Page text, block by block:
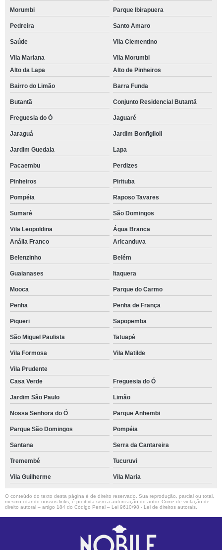
Morumbi Parque Ibirapuera
Pedreira Santo Amaro
Saúde Vila Clementino
Vila Mariana
Vila Morumbi
Alto da Lapa
Alto de Pinheiros
Bairro do Limão Barra Funda
Butantã Conjunto Residencial Butantã
Freguesia do Ó Jaguaré
Jaraguá Jardim Bonfiglioli
Jardim Guedala Lapa
Pacaembu Perdizes
Pinheiros Pirituba
Pompéia Raposo Tavares
Sumaré São Domingos
Vila Leopoldina
Água Branca
Anália Franco
Aricanduva
Belenzinho Belém
Guaianases Itaquera
Mooca Parque do Carmo
Penha Penha de França
Piqueri Sapopemba
São Miguel Paulista Tatuapé
Vila Formosa Vila Matilde
Vila Prudente
Casa Verde
Freguesia do Ó
Jardim São Paulo Limão
Nossa Senhora do Ó Parque Anhembi
Parque São Domingos Pompéia
Santana Serra da Cantareira
Tremembé Tucuruvi
Vila Guilherme Vila Maria
O conteúdo do texto desta página é de direito reservado. Sua reprodução, parcial ou total,
mesmo citando nossos links, é proibida sem a autorização do autor. Crime de violação de
direito autoral – artigo 184 do Código Penal – Lei 9610/98 - Lei de direitos autorais.